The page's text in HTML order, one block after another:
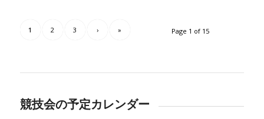
Page 1 of 15
1 2 3 › »
競技会の予定カレンダー